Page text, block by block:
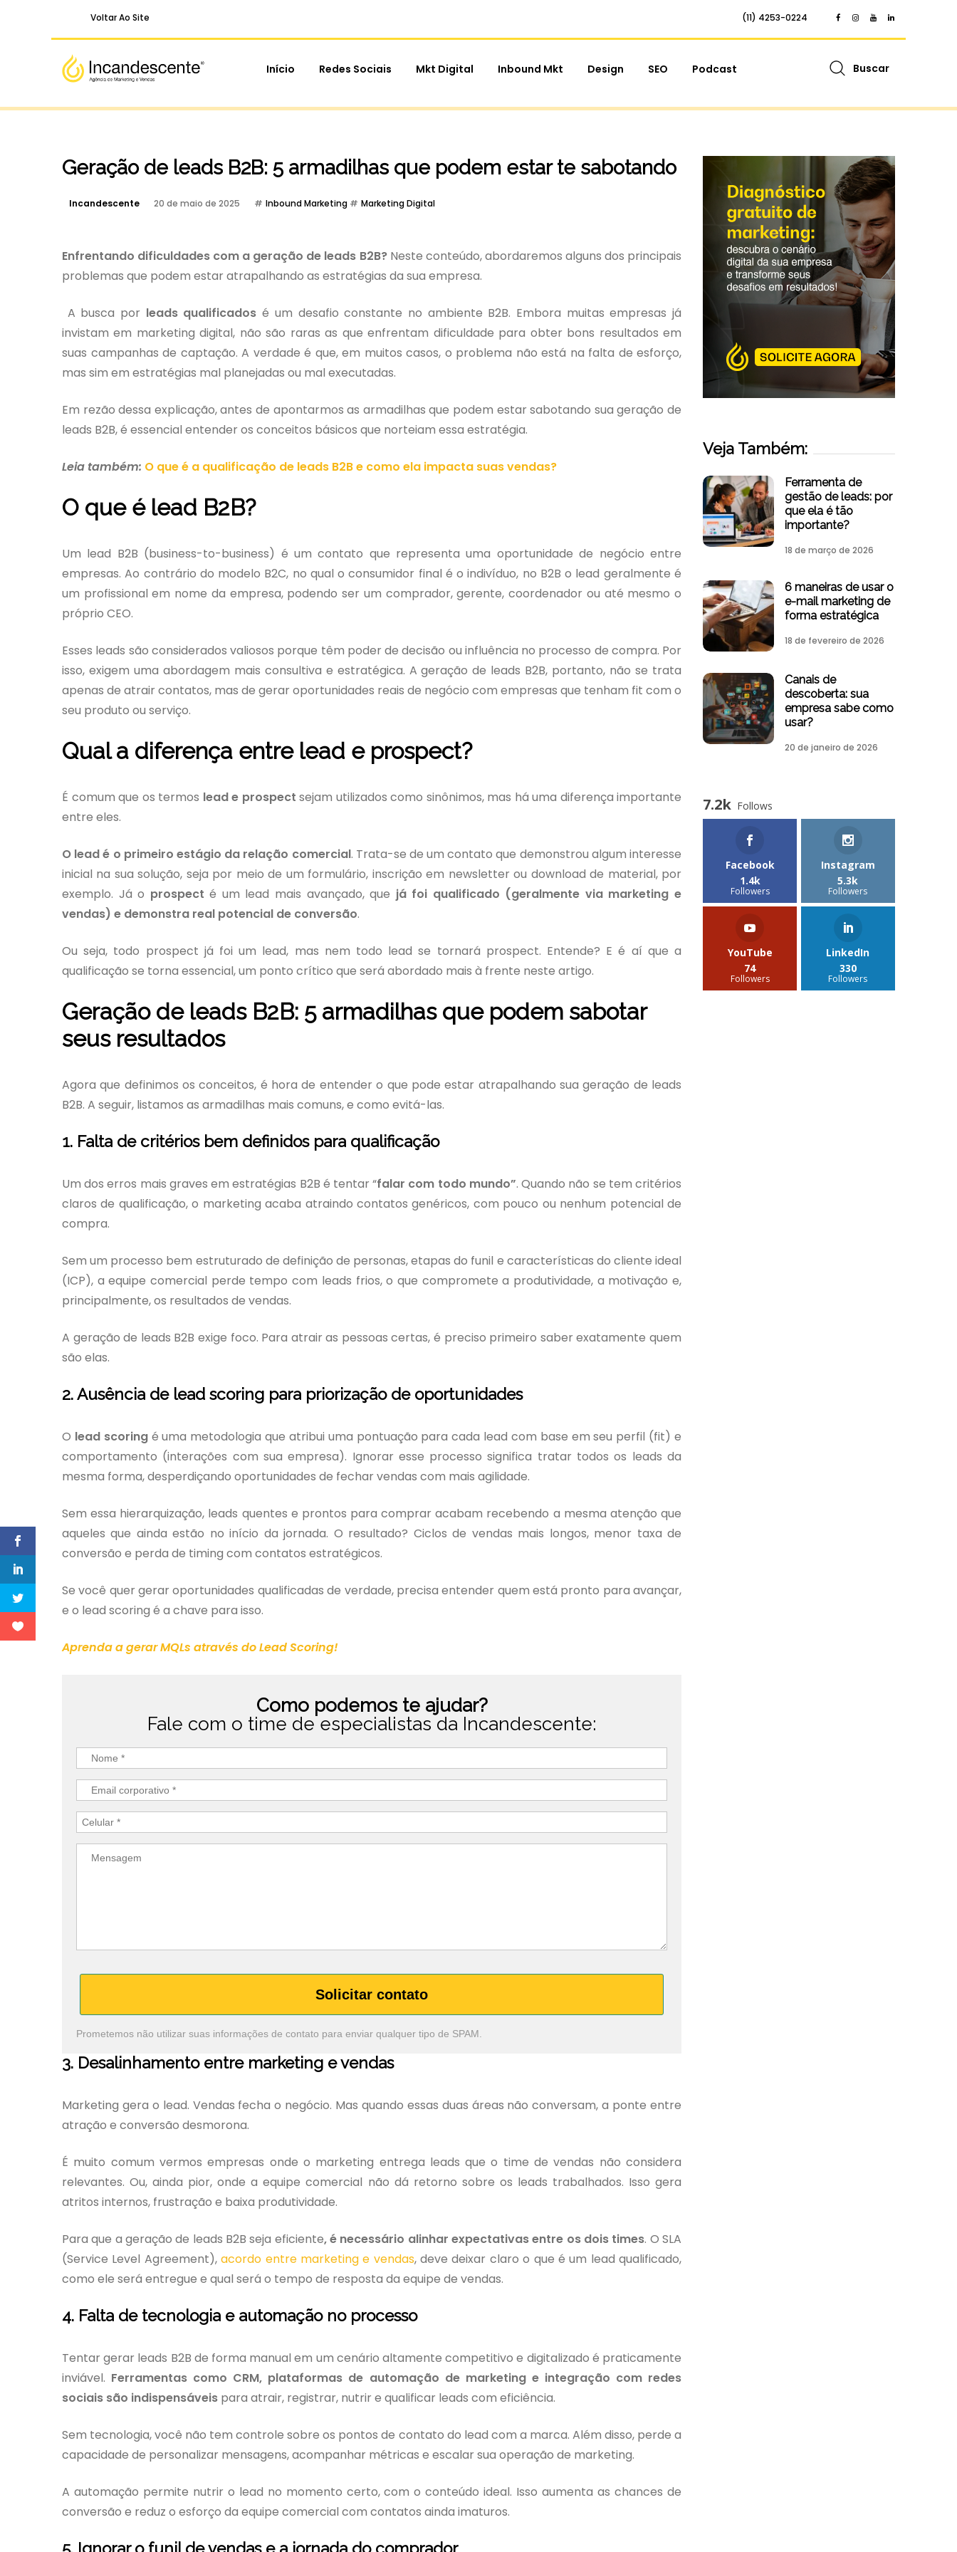
Voltar Ao Site (11) 4253-0224
Início Redes Sociais Mkt Digital Inbound Mkt Design SEO Podcast Buscar
Geração de leads B2B: 5 armadilhas que podem estar te sabotando
Incandescente 20 de maio de 2025 Inbound Marketing Marketing Digital
Enfrentando dificuldades com a geração de leads B2B?Neste conteúdo, abordaremos alguns dos principais
problemas que podem estar atrapalhando as estratégias da sua empresa.
A busca por leads qualificados é um desafio constante no ambiente B2B. Embora muitas empresas já
invistam em marketing digital, não são raras as que enfrentam dificuldade para obter bons resultados em
suas campanhas de captação. A verdade é que, em muitos casos, o problema não está na falta de esforço,
mas sim em estratégias mal planejadas ou mal executadas.
Em rezão dessa explicação, antes de apontarmos as armadilhas que podem estar sabotando sua geração de
leads B2B, é essencial entender os conceitos básicos que norteiam essa estratégia.
Leia também: O que é a qualificação de leads B2B e como ela impacta suas vendas?
O que é lead B2B?
Um lead B2B (business-to-business) é um contato que representa uma oportunidade de negócio entre
empresas. Ao contrário do modelo B2C, no qual o consumidor final é o indivíduo, no B2B o lead geralmente é
um profissional em nome da empresa, podendo ser um comprador, gerente, coordenador ou até mesmo o
próprio CEO.
Esses leads são considerados valiosos porque têm poder de decisão ou influência no processo de compra. Por
isso, exigem uma abordagem mais consultiva e estratégica. A geração de leads B2B, portanto, não se trata
apenas de atrair contatos, mas de gerar oportunidades reais de negócio com empresas que tenham fit com o
seu produto ou serviço.
Qual a diferença entre lead e prospect?
É comum que os termos lead e prospect sejam utilizados como sinônimos, mas há uma diferença importante
entre eles.
O lead é o primeiro estágio da relação comercial. Trata-se de um contato que demonstrou algum interesse
inicial na sua solução, seja por meio de um formulário, inscrição em newsletter ou download de material, por
exemplo. Já o prospect é um lead mais avançado, que já foi qualificado (geralmente via marketing e
vendas) e demonstra real potencial de conversão.
Ou seja, todo prospect já foi um lead, mas nem todo lead se tornará prospect. Entende? E é aí que a
qualificação se torna essencial, um ponto crítico que será abordado mais à frente neste artigo.
Geração de leads B2B: 5 armadilhas que podem sabotar
seus resultados
Agora que definimos os conceitos, é hora de entender o que pode estar atrapalhando sua geração de leads
B2B. A seguir, listamos as armadilhas mais comuns, e como evitá-las.
1. Falta de critérios bem definidos para qualificação
Um dos erros mais graves em estratégias B2B é tentar “falar com todo mundo”. Quando não se tem critérios
claros de qualificação, o marketing acaba atraindo contatos genéricos, com pouco ou nenhum potencial de
compra.
Sem um processo bem estruturado de definição de personas, etapas do funil e características do cliente ideal
(ICP), a equipe comercial perde tempo com leads frios, o que compromete a produtividade, a motivação e,
principalmente, os resultados de vendas.
A geração de leads B2B exige foco. Para atrair as pessoas certas, é preciso primeiro saber exatamente quem
são elas.
2. Ausência de lead scoring para priorização de oportunidades
O lead scoring é uma metodologia que atribui uma pontuação para cada lead com base em seu perfil (fit) e
comportamento (interações com sua empresa). Ignorar esse processo significa tratar todos os leads da
mesma forma, desperdiçando oportunidades de fechar vendas com mais agilidade.
Sem essa hierarquização, leads quentes e prontos para comprar acabam recebendo a mesma atenção que
aqueles que ainda estão no início da jornada. O resultado? Ciclos de vendas mais longos, menor taxa de
conversão e perda de timing com contatos estratégicos.
Se você quer gerar oportunidades qualificadas de verdade, precisa entender quem está pronto para avançar,
e o lead scoring é a chave para isso.
Aprenda a gerar MQLs através do Lead Scoring!
Como podemos te ajudar?
Fale com o time de especialistas da Incandescente:
Solicitar contato
Prometemos não utilizar suas informações de contato para enviar qualquer tipo de SPAM.
3. Desalinhamento entre marketing e vendas
Marketing gera o lead. Vendas fecha o negócio. Mas quando essas duas áreas não conversam, a ponte entre
atração e conversão desmorona.
É muito comum vermos empresas onde o marketing entrega leads que o time de vendas não considera
relevantes. Ou, ainda pior, onde a equipe comercial não dá retorno sobre os leads trabalhados. Isso gera
atritos internos, frustração e baixa produtividade.
Para que a geração de leads B2B seja eficiente, é necessário alinhar expectativas entre os dois times. O SLA
(Service Level Agreement),acordo entre marketing e vendas, deve deixar claro o que é um lead qualificado,
como ele será entregue e qual será o tempo de resposta da equipe de vendas.
4. Falta de tecnologia e automação no processo
Tentar gerar leads B2B de forma manual em um cenário altamente competitivo e digitalizado é praticamente
inviável. Ferramentas como CRM, plataformas de automação de marketing e integração com redes
sociais são indispensáveis para atrair, registrar, nutrir e qualificar leads com eficiência.
Sem tecnologia, você não tem controle sobre os pontos de contato do lead com a marca. Além disso, perde a
capacidade de personalizar mensagens, acompanhar métricas e escalar sua operação de marketing.
A automação permite nutrir o lead no momento certo, com o conteúdo ideal. Isso aumenta as chances de
conversão e reduz o esforço da equipe comercial com contatos ainda imaturos.
Veja Também:
Ferramenta de
gestão de leads: por
que ela é tão
importante?
18 de março de 2026
6 maneiras de usar o
e-mail marketing de
forma estratégica
18 de fevereiro de 2026
Canais de
descoberta: sua
empresa sabe como
usar?
20 de janeiro de 2026
7.2k Follows
Facebook
1.4k
Followers
Instagram
5.3k
Followers
YouTube
74
Followers
LinkedIn
330
Followers